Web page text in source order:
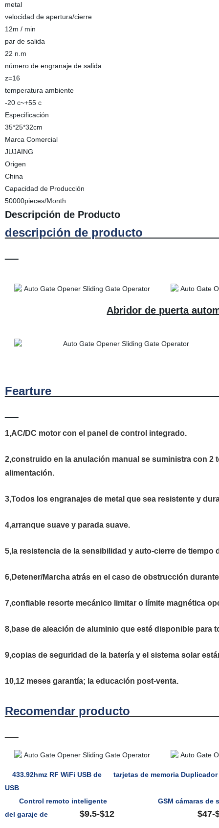
metal
velocidad de apertura/cierre
12m / min
par de salida
22 n.m
número de engranaje de salida
z=16
temperatura ambiente
-20 c~+55 c
Especificación
35*25*32cm
Marca Comercial
JUJAING
Origen
China
Capacidad de Producción
50000pieces/Month
Descripción de Producto
descripción de
Abridor de puerta
1,AC/DC motor con el panel de control integrado.
2,construido en la anulación manual se suministra con 2
alimentación.
3,Todos los engranajes de metal que sea resistente y
4,arranque suave y parada suave.
5,la resistencia de la sensibilidad y auto-cierre de tiempo
6,Detener/Marcha atrás en el caso de obstrucción
7,confiable resorte mecánico limitar o límite magnética
8,base de aleación de aluminio que esté disponible para
9,copias de seguridad de la batería y el sistema solar
10,12 meses garantía; la educación post-venta.
Recomendar
433.92hmz RF WiFi USB de
tarjetas de memoria
USB
Control remoto inteligente
GSM cámaras de
del garaje de$9.5-$12 $47-